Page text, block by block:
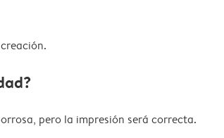
pero la impresión será correcta.